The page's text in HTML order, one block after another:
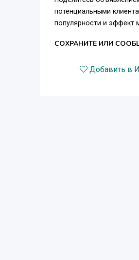
потенциальными
популярности и эффект
СОХРАНИТЕ ИЛИ
Добавить в